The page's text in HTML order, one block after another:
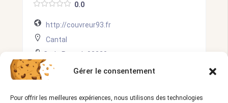
Gérer le consentement
Pour offrir les meilleures expériences, nous utilisons des technologies
0.0
http://couvreur93.fr
Cantal
Code Postal:
93220
0172514712